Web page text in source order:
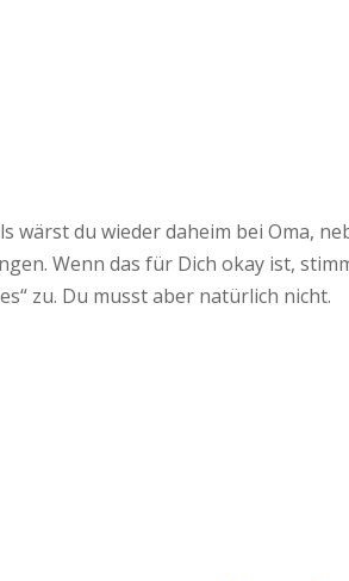
du wieder daheim bei Oma,
Wenn das für Dich okay ist,
zu. Du musst aber natürlich nicht.